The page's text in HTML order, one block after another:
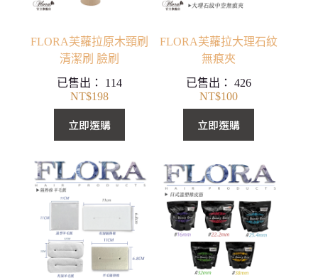
FLORA芙蘿拉原木頸刷
清潔刷 臉刷
已售出： 114
NT$198
立即選購
FLORA芙蘿拉大理石紋
無痕夾
已售出：426
NT$100
立即選購